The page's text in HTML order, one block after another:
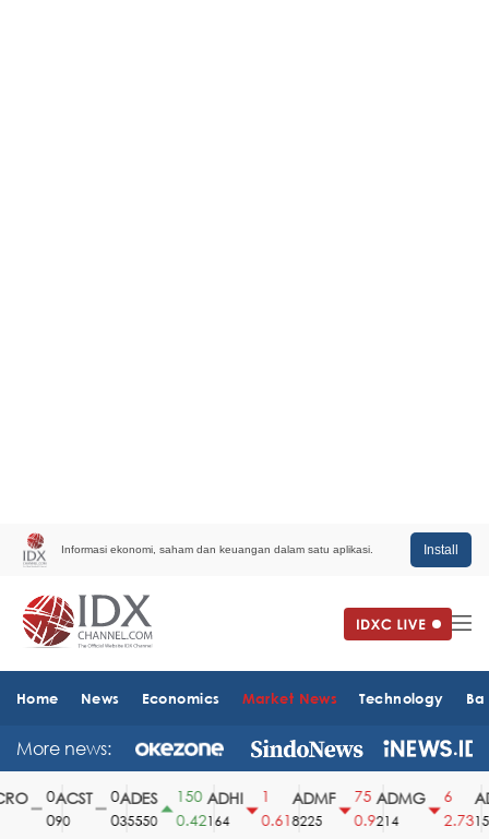
Informasi ekonomi, saham dan keuangan dalam satu aplikasi. Install
Home News Economics Market News Technology
More news:
ACST
90
ADES
35550
150
0.42
ADHI
164
0.61
ADMF
8225
75
0.9
ADMG
214
2.73